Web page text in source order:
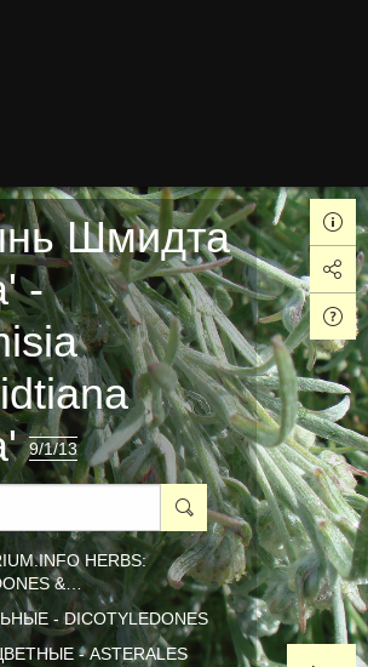
Шмидта
-
9/1/13
HERBS:
&…
- DICOTYLEDONES
- ASTERALES